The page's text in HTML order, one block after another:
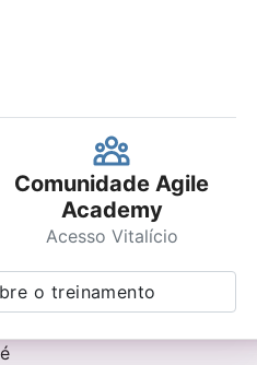
Comunidade Agile
Academy
Acesso Vitalício
o treinamento